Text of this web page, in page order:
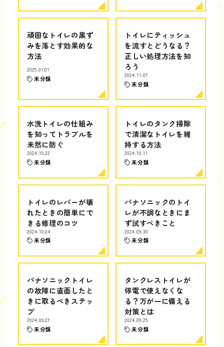
頑固なトイレの黒ず
みを落とす効果的な
方法
2025.01.01
未分類
トイレにティッシュ
を流すとどうなる？
正しい処理方法を知
ろう
2024.11.07
未分類
水洗トイレの仕組み
を知ってトラブルを
未然に防ぐ
2024.10.22
未分類
トイレのタンク掃除
で清潔なトイレを維
持する方法
2024.10.11
未分類
トイレのレバーが壊
れたときの簡単にで
きる修理のコツ
2024.10.04
未分類
パナソニックのトイ
レが不調なときにま
ず試すべきこと
2024.09.30
未分類
パナソニックトイレ
の故障に直面したと
きに取るべきステッ
プ
2024.09.27
未分類
タンクレストイレが
停電で使えなくな
る？万が一に備える
対策とは
2024.09.25
未分類